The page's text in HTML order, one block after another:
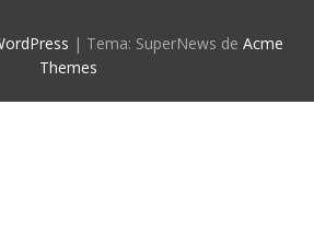
| Tema: SuperNews de Acme
Themes